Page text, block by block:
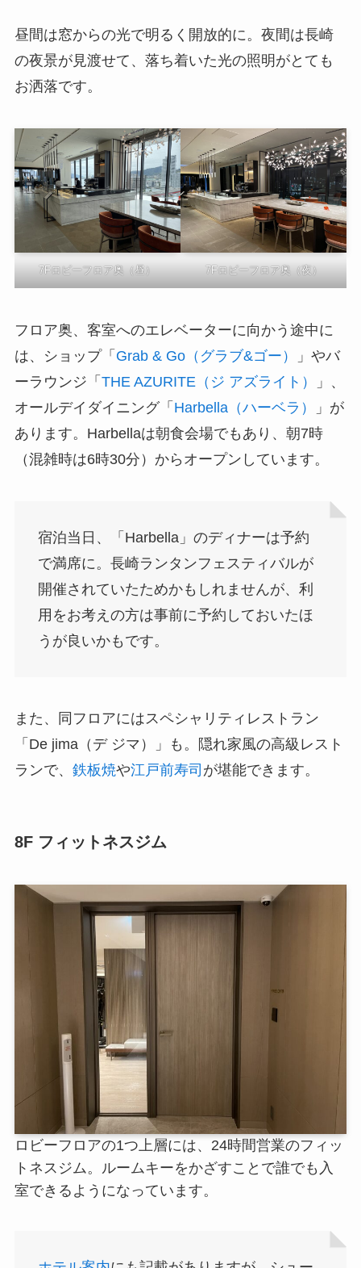
昼間は窓からの光で明るく開放的に。夜間は長崎
の夜景が見渡せて、落ち着いた光の照明がとても
お洒落です。
7Fロビーフロア奥（昼） 7Fロビーフロア奥（夜）
フロア奥、客室へのエレベーターに向かう途中に
は、ショップ「 Grab & Go（グラブ&ゴー）
」やバ
ーラウンジ「 THE AZURITE（ジ アズライト）
」、
オールデイダイニング「 Harbella（ハーベラ）
」が
あります。Harbellaは朝食会場でもあり、朝7時
（混雑時は6時30分）からオープンしています。
宿泊当日、「Harbella」のディナーは予約
で満席に。長崎ランタンフェスティバルが
開催されていたためかもしれませんが、利
用をお考えの方は事前に予約しておいたほ
うが良いかもです。
また、同フロアにはスペシャリティレストラン
「De jima（デ ジマ）」も。隠れ家風の高級レスト
ランで、 鉄板焼や江戸前寿司 が堪能できます。
8F フィットネスジム
ロビーフロアの1つ上層には、24時間営業のフィッ
トネスジム。ルームキーをかざすことで誰でも入
室できるようになっています。